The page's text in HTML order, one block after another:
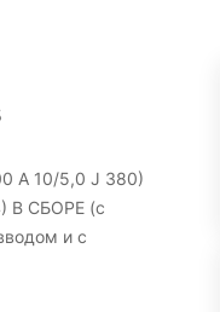
А 10/5,0 J 380)
В СБОРЕ (с
и с